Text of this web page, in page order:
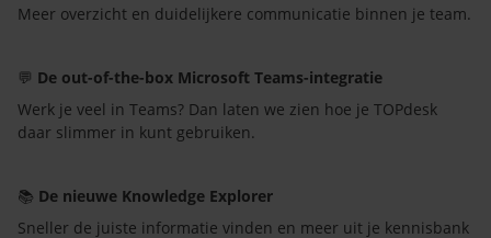
Meer overzicht en duidelijkere communicatie binnen je team.
💬 De out-of-the-box Microsoft Teams-integratie
Werk je veel in Teams? Dan laten we zien hoe je TOPdesk
daar slimmer in kunt gebruiken.
📚 De nieuwe Knowledge Explorer
Sneller de juiste informatie vinden en meer uit je kennisbank